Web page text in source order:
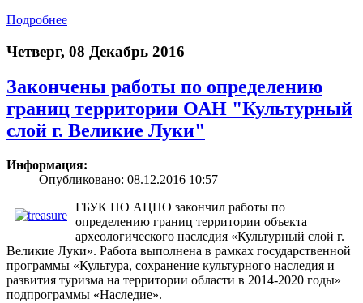
Подробнее
Четверг, 08 Декабрь 2016
Закончены работы по определению
границ территории ОАН "Культурный
слой г. Великие Луки"
Информация:
Опубликовано: 08.12.2016 10:57
ГБУК ПО АЦПО закончил работы по
определению границ территории объекта
археологического наследия «Культурный слой г.
Великие Луки». Работа выполнена в рамках государственной
программы «Культура, сохранение культурного наследия и
развития туризма на территории области в 2014-2020 годы»
подпрограммы «Наследие».